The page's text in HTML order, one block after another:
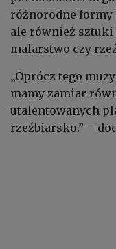
różnorodne formy
ale również
malarstwo czy
„Oprócz tego
mamy zamiar
utalentowanych
rzeźbiarsko.” –